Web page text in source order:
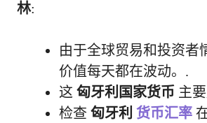
林:
由于全球贸易和投资者
价值每天都在波动。.
这 匈牙利国家货币 主
检查 匈牙利 货币汇率